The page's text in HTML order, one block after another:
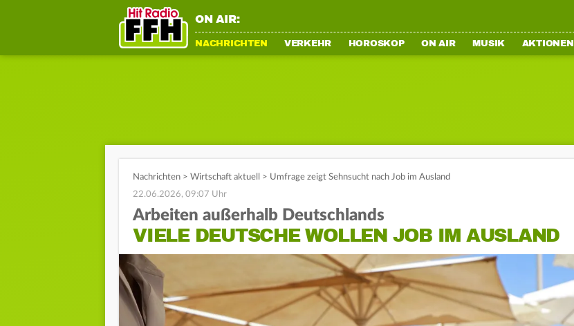
ON AIR:
NACHRICHTEN VERKEHR HOROSKOP ON AIR MUSIK AKTIONEN
Nachrichten > Wirtschaft aktuell > Umfrage zeigt Sehnsucht nach Job im Ausland
22.06.2026, 09:07 Uhr
Arbeiten außerhalb Deutschlands
VIELE DEUTSCHE WOLLEN JOB IM AUSLAND